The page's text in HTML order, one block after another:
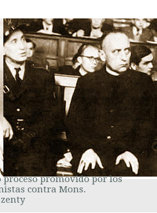
proceso promovido por los
contra Mons.